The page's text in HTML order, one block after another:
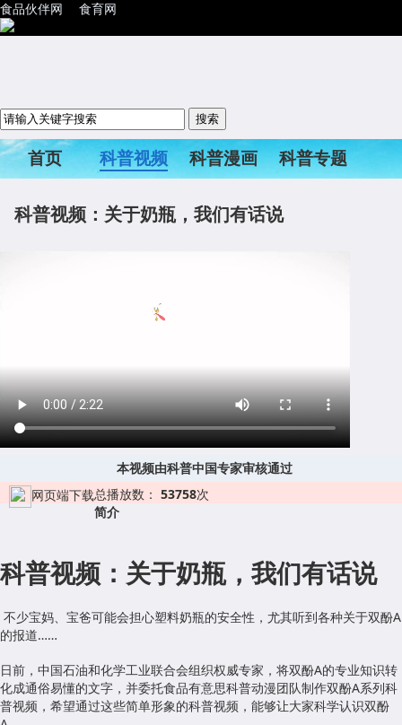
食品伙伴网 食育网
首页 科普视频 科普漫画
科普专题
科普视频：关于奶瓶，我们有话说
本视频由科普中国专家审核通过
网页端下载总播放数： 53758次
简介
科普视频：关于奶瓶，我们有话说
不少宝妈、宝爸可能会担心塑料奶瓶的安全性，尤其听到各种关于双酚A
的报道……
日前，中国石油和化学工业联合会组织权威专家，将双酚A的专业知识转
化成通俗易懂的文字，并委托食品有意思科普动漫团队制作双酚A系列科
普视频，希望通过这些简单形象的科普视频，能够让大家科学认识双酚